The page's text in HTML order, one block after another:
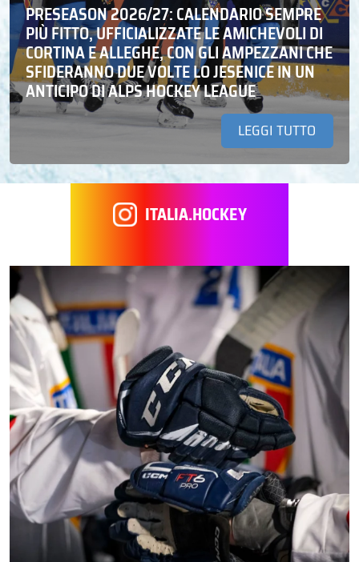
PRESEASON 2026/27: CALENDARIO SEMPRE
PIÙ FITTO, UFFICIALIZZATE LE AMICHEVOLI DI
CORTINA E ALLEGHE, CON GLI AMPEZZANI CHE
SFIDERANNO DUE VOLTE LO JESENICE IN UN
ANTICIPO DI ALPS HOCKEY LEAGUE
LEGGI TUTTO
ITALIA.HOCKEY